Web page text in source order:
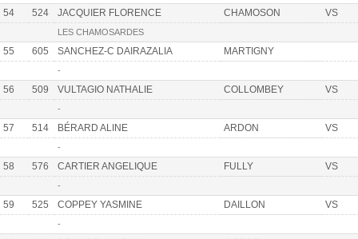
54 524 JACQUIER FLORENCE CHAMOSON VS
LES CHAMOSARDES
55 605 SANCHEZ-C DAIRAZALIA MARTIGNY
-
56 509 VULTAGIO NATHALIE COLLOMBEY VS
-
57 514 BÉRARD ALINE ARDON VS
-
58 576 CARTIER ANGELIQUE FULLY VS
-
59 525 COPPEY YASMINE DAILLON VS
-